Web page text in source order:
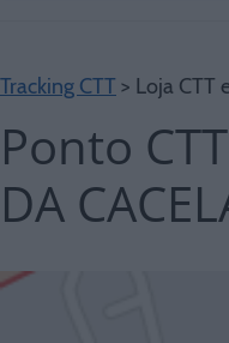
Tracking CTT > Loja CTT
Ponto
DA